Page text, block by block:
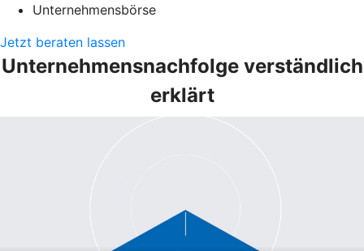
Unternehmensbörse
Jetzt beraten lassen
Unternehmensnachfolge verständlich
erklärt